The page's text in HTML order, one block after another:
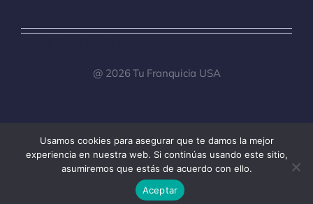
@ 2026 Tu Franquicia USA
Toggle
Navigation
Tu Franquicia Venezuela
Usamos cookies para asegurar que te damos la mejor
experiencia en nuestra web. Si continúas usando este sitio,
asumiremos que estás de acuerdo con ello.
Aceptar